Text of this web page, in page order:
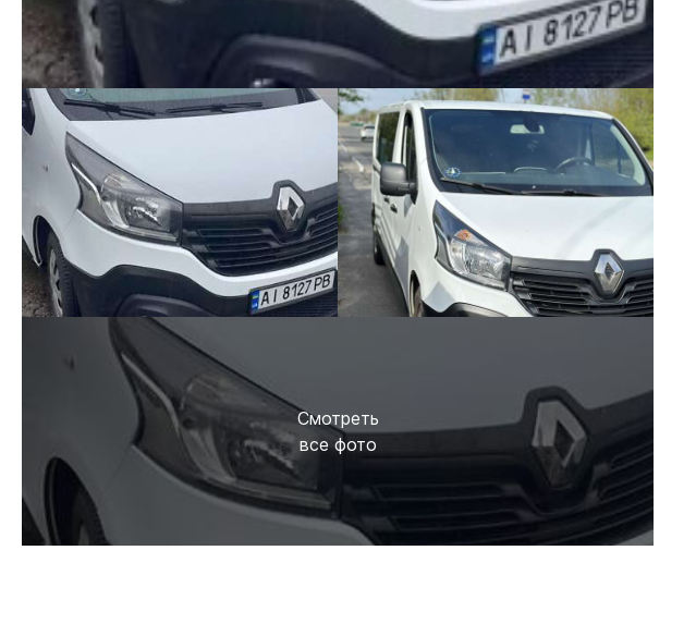
Смотреть
все фото